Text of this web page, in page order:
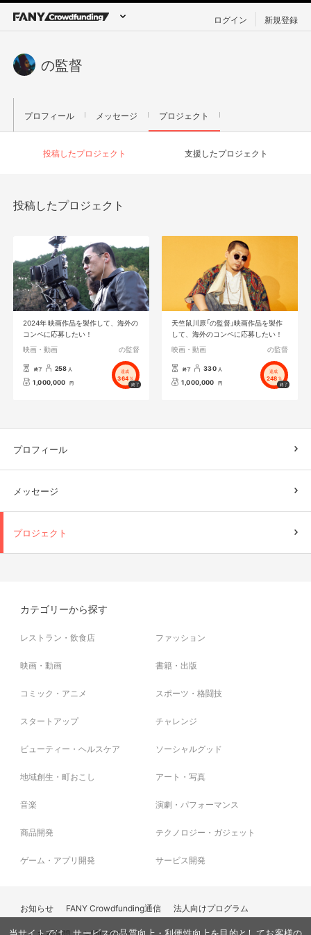
ログイン 新規登録
の監督
プロフィール メッセージ プロジェクト
投稿したプロジェクト 支援したプロジェクト
投稿したプロジェクト
2024年 映画作品を製作して、海外の
コンペに応募したい！
映画・動画
の監督
終了 258 人
1,000,000 円
達成
364 %
天竺鼠川原「の監督」映画作品を製作
して、海外のコンペに応募したい！
映画・動画
の監督
終了 330 人
1,000,000 円
達成
248 %
プロフィール
メッセージ
プロジェクト
カテゴリーから探す
レストラン・飲食店 ファッション
映画・動画 書籍・出版
コミック・アニメ スポーツ・格闘技
スタートアップ チャレンジ
ビューティー・ヘルスケア ソーシャルグッド
地域創生・町おこし アート・写真
音楽 演劇・パフォーマンス
商品開発 テクノロジー・ガジェット
ゲーム・アプリ開発 サービス開発
お知らせ FANY Crowdfunding通信 法人向けプログラム